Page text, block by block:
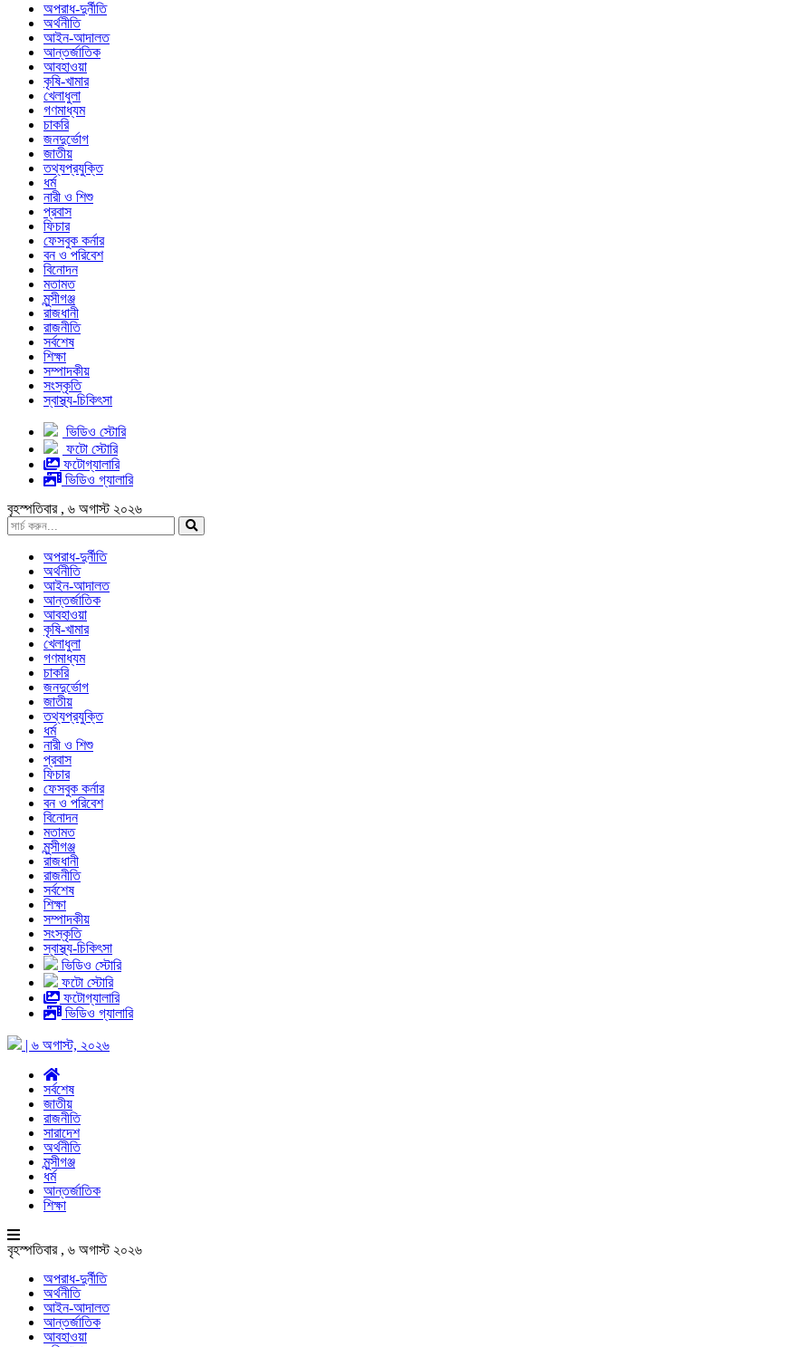
অপরাধ-দুর্নীতি
অর্থনীতি
আইন-আদালত
আন্তর্জাতিক
আবহাওয়া
কৃষি-খামার
খেলাধুলা
গণমাধ্যম
চাকরি
জনদুর্ভোগ
জাতীয়
তথ্যপ্রযুক্তি
ধর্ম
নারী ও শিশু
প্রবাস
ফিচার
ফেসবুক কর্নার
বন ও পরিবেশ
বিনোদন
মতামত
মুন্সীগঞ্জ
রাজধানী
রাজনীতি
সর্বশেষ
শিক্ষা
সম্পাদকীয়
সংস্কৃতি
স্বাস্থ্য-চিকিৎসা
ভিডিও স্টোরি
ফটো স্টোরি
ফটোগ্যালারি
ভিডিও গ্যালারি
বৃহস্পতিবার , ৬ অগাস্ট ২০২৬
অপরাধ-দুর্নীতি
অর্থনীতি
আইন-আদালত
আন্তর্জাতিক
আবহাওয়া
কৃষি-খামার
খেলাধুলা
গণমাধ্যম
চাকরি
জনদুর্ভোগ
জাতীয়
তথ্যপ্রযুক্তি
ধর্ম
নারী ও শিশু
প্রবাস
ফিচার
ফেসবুক কর্নার
বন ও পরিবেশ
বিনোদন
মতামত
মুন্সীগঞ্জ
রাজধানী
রাজনীতি
সর্বশেষ
শিক্ষা
সম্পাদকীয়
সংস্কৃতি
স্বাস্থ্য-চিকিৎসা
ভিডিও স্টোরি
ফটো স্টোরি
ফটোগ্যালারি
ভিডিও গ্যালারি
| ৬ অগাস্ট, ২০২৬
সর্বশেষ
জাতীয়
রাজনীতি
সারাদেশ
অর্থনীতি
মুন্সীগঞ্জ
ধর্ম
আন্তর্জাতিক
শিক্ষা
বৃহস্পতিবার , ৬ অগাস্ট ২০২৬
অপরাধ-দুর্নীতি
অর্থনীতি
আইন-আদালত
আন্তর্জাতিক
আবহাওয়া